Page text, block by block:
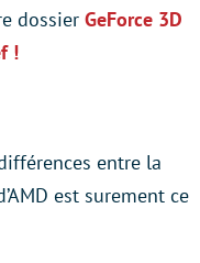
dossier GeForce 3D
!
entre la
est surement ce